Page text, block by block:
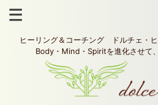
ヒーリング＆コーチング ドルチェ・
Body・Mind・Spiritを進化させて